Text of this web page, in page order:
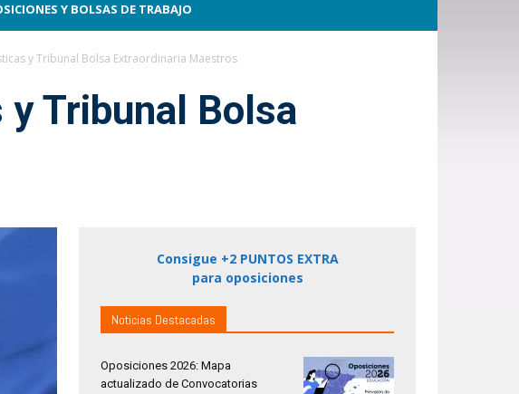
Y BOLSAS DE TRABAJO
y Tribunal Bolsa Extraordinaria Maestros
Tribunal Bolsa
Consigue +2 PUNTOS EXTRA
para oposiciones
Noticias Destacadas
Oposiciones 2026: Mapa
actualizado de Convocatorias